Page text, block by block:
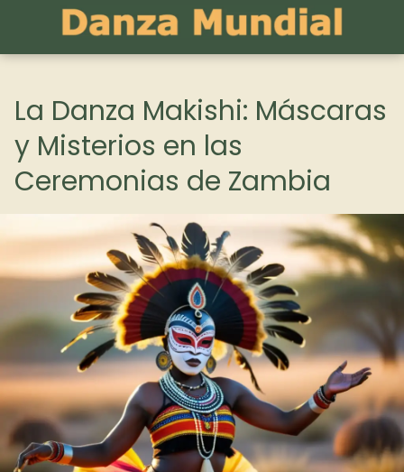
La Danza Makishi: Máscaras
y Misterios en las
Ceremonias de Zambia